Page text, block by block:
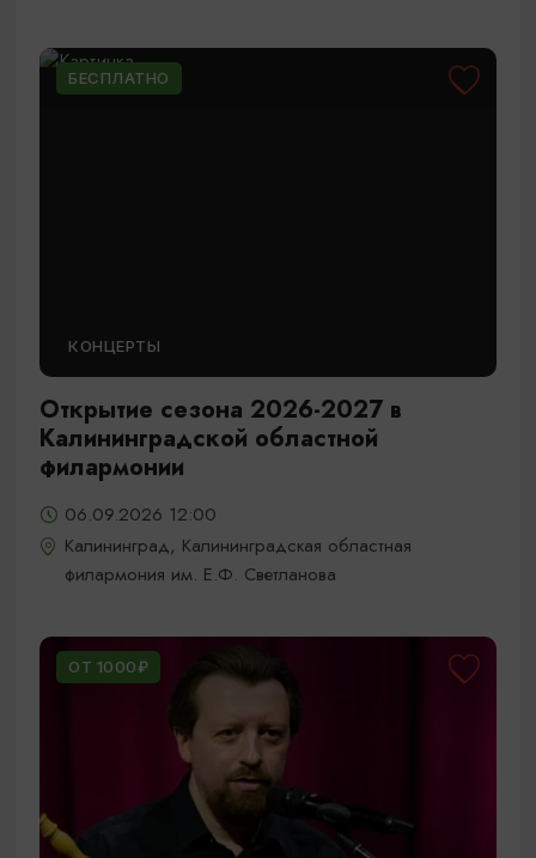
БЕСПЛАТНО
КОНЦЕРТЫ
Открытие сезона 2026-2027 в
Калининградской областной
филармонии
06.09.2026 12:00
Калининград, Калининградская областная
филармония им. Е.Ф. Светланова
ОТ 1000₽